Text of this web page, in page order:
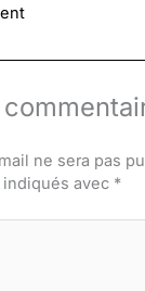
ne sera pas
avec *